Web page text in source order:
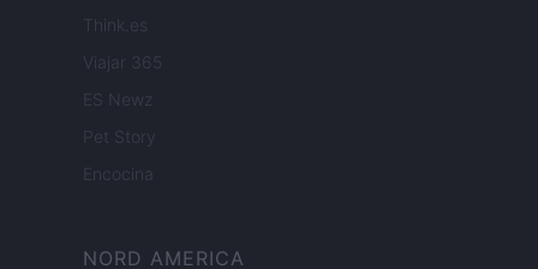
Think.es
Viajar 365
ES Newz
Pet Story
Encocina
NORD AMERICA